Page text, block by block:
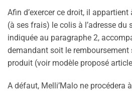
Afin d’exercer ce droit, il appartient
(à ses frais) le colis à l’adresse du
indiquée au paragraphe 2,
demandant soit le remboursement
produit (voir modèle proposé
A défaut, Melli’Malo ne procédera